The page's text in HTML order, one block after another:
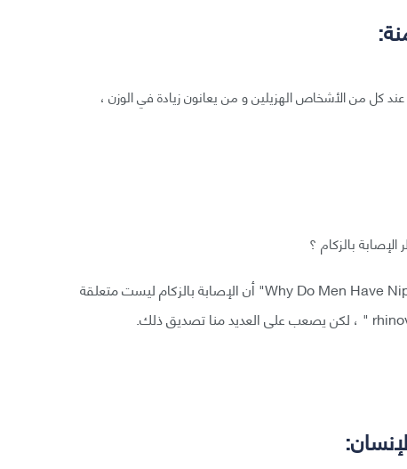
كل من الأشخاص الهزيلين و من يعانون زيادة في الوزن ،
بالزكام ؟
لقد أكد مارك لينر و الدكتور بيلي غولدبرغ مؤلفا كتاب "?Why Do Men Have Nipples" أن الإصابة بالزكام ليست متعلقة